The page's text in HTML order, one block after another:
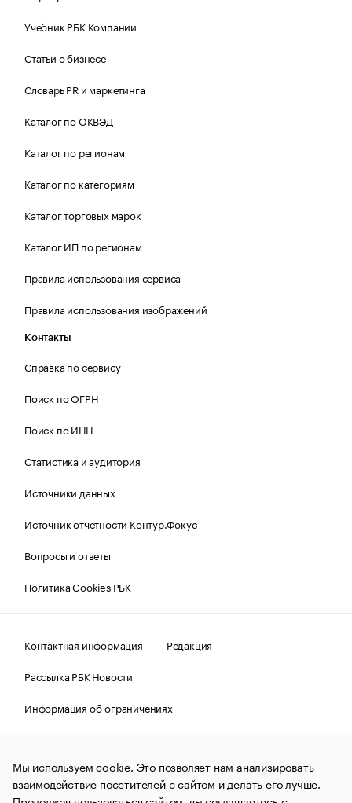
Учебник РБК Компании
Статьи о бизнесе
Словарь PR и маркетинга
Каталог по ОКВЭД
Каталог по регионам
Каталог по категориям
Каталог торговых марок
Каталог ИП по регионам
Правила использования сервиса
Правила использования изображений
Контакты
Справка по сервису
Поиск по ОГРН
Поиск по ИНН
Статистика и аудитория
Источники данных
Источник отчетности Контур.Фокус
Вопросы и ответы
Политика Cookies РБК
Контактная информация
Редакция
Рассылка РБК Новости
Информация об ограничениях
Правовая информация
О соблюдении авторских прав
© АО «РОСБИЗНЕСКОНСАЛТИНГ»,1995–2026.Сообщения
и материалы информационного агентства «РБК»
(зарегистрировано Федеральной службой по надзору в сфере
Мы используем cookie. Это позволяет нам анализировать
взаимодействие посетителей с сайтом и делать его лучше.